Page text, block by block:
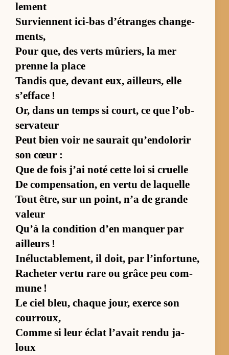
le­ment
Sur­viennent ici-bas d’étranges chan­ge­
ments,
Pour que, des verts mû­riers, la mer
prenne la place
Tan­dis que, de­vant eux, ailleurs, elle
s’ef­face !
Or, dans un temps si court, ce que l’ob­
ser­va­teur
Peut bien voir ne sau­rait qu’en­do­lo­rir
son cœur :
Que de fois j’ai noté cette loi si cruelle
De com­pen­sa­tion, en vertu de laquelle
Tout être, sur un point, n’a de grande
va­leur
Qu’à la condi­tion d’en manquer par
ailleurs !
Iné­luc­ta­ble­ment, il doit, par l’in­for­tu­ne,
Ra­che­ter vertu rare ou grâce peu com­
mune !
Le ciel bleu, chaque jour, exerce son
cour­roux,
Comme si leur éclat l’avait rendu ja­
loux